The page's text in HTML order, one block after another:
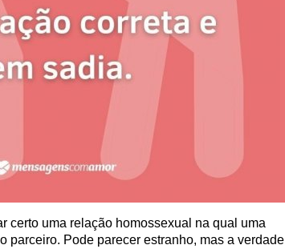
certo uma relação homossexual na qual uma
parceiro. Pode parecer estranho, mas a verdade